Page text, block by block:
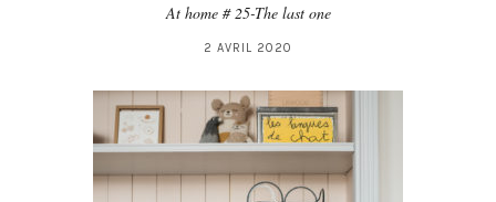
At home # 25-The last one
2 AVRIL 2020